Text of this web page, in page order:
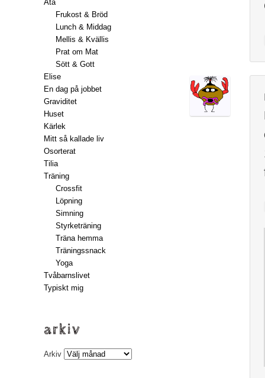
Äta
Frukost & Bröd
Lunch & Middag
Mellis & Kvällis
Prat om Mat
Sött & Gott
Elise
En dag på jobbet
Graviditet
Huset
Kärlek
Mitt så kallade liv
Osorterat
Tilia
Träning
Crossfit
Löpning
Simning
Styrketräning
Träna hemma
Träningssnack
Yoga
Tvåbarnslivet
Typiskt mig
arkiv
Arkiv